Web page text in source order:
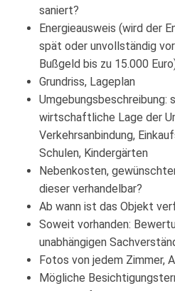
saniert?
Energieausweis (wird der
spät oder unvollständig
Bußgeld bis zu 15.000
Grundriss, Lageplan
Umgebungsbeschreibung:
wirtschaftliche Lage der
Verkehrsanbindung,
Schulen, Kindergärten
Nebenkosten,
dieser verhandelbar?
Ab wann ist das Objekt
Soweit vorhanden:
unabhängigen
Fotos von jedem Zimmer,
Mögliche